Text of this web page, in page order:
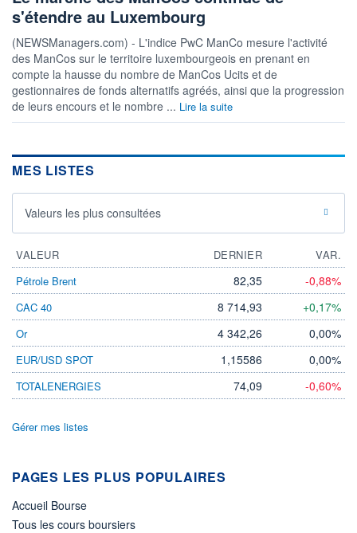
03/12 07/04 05/08
9,0
CATÉGORIE MORNINGSTAR
Obligations Marchés
Emergents Dominante
FONDS PARTENAIRES
TARIFS PRIVILÉGIÉS
PEA PEA-PME BOURSOVIE LUX
CTO BUSINESS
ACTIF NET (EUR)
35M / 31.07.26
RISQUE DU FONDS (SRI)
3/7
+ PORTEFEUILLE + LISTE
s'étendre au Luxembourg
(NEWSManagers.com) - L'indice PwC ManCo mesure l'activité
des ManCos sur le territoire luxembourgeois en prenant en
compte la hausse du nombre de ManCos Ucits et de
gestionnaires de fonds alternatifs agréés, ainsi que la progression
de leurs encours et le nombre ... Lire la suite
MES LISTES
Valeurs les plus consultées
VALEUR DERNIER
VAR.
Pétrole Brent
82,35 -0,88%
CAC 40 8 714,93 +0,17%
Or 4 342,26 0,00%
EUR/USD SPOT 1,15586 0,00%
TOTALENERGIES 74,09 -0,60%
Gérer mes listes
PAGES LES PLUS POPULAIRES
Accueil Bourse
Tous les cours boursiers